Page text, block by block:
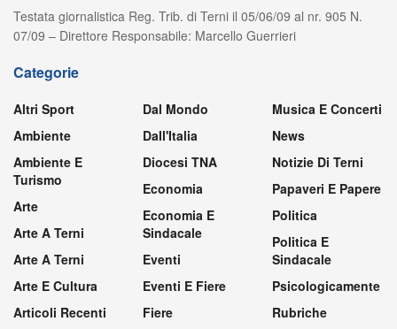
Testata giornalistica Reg. Trib. di Terni il 05/06/09 al nr. 905 N.
07/09 – Direttore Responsabile: Marcello Guerrieri
Categorie
Altri Sport
Ambiente
Ambiente E
Turismo
Arte
Arte A Terni
Arte A Terni
Arte E Cultura
Articoli Recenti
Dal Mondo
Dall'Italia
Diocesi TNA
Economia
Economia E
Sindacale
Eventi
Eventi E Fiere
Fiere
Musica E Concerti
News
Notizie Di Terni
Papaveri E Papere
Politica
Politica E
Sindacale
Psicologicamente
Rubriche